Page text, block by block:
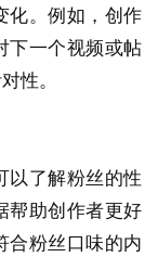
化。例如，创作
下一个视频或帖
性。
以了解粉丝的性
帮助创作者更好
合粉丝口味的内